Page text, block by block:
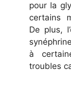
pour la
certains
De plus,
à
troubles